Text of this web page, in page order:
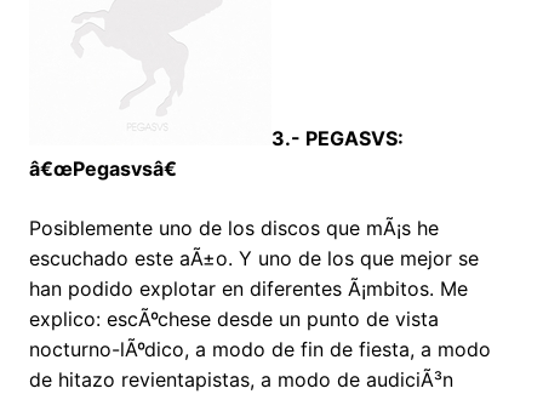
3.- PEGASVS:
â€œPegasvsâ€
Posiblemente uno de los discos que mÃ¡s he
escuchado este aÃ±o. Y uno de los que mejor se
han podido explotar en diferentes Ã¡mbitos. Me
explico: escÃºchese desde un punto de vista
nocturno-lÃºdico, a modo de fin de fiesta, a modo
de hitazo revientapistas, a modo de audiciÃ³n